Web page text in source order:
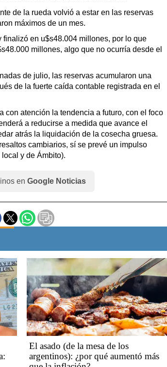
de la rueda volvió a estar en las reservas
máximos de un mes.
en u$s48.004 millones, por lo que
millones, algo que no ocurría desde el
de julio, las reservas acumularon una
de la fuerte caída contable registrada en el
con atención la tendencia a futuro, con el foco
a reducirse a medida que avance el
atrás la liquidación de la cosecha gruesa.
cambiarios, sí se prevé un impulso
y de Ámbito).
en Google Noticias
El asado (de la mesa de los
argentinos): ¿por qué aumentó más